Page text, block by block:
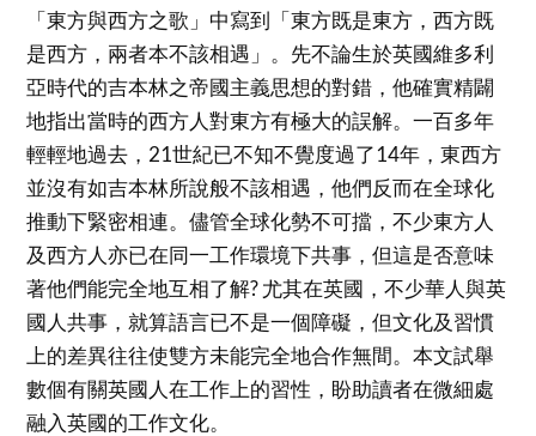
「東方與西方之歌」中寫到「東方既是東方，西方既
是西方，兩者本不該相遇」。先不論生於英國維多利
亞時代的吉本林之帝國主義思想的對錯，他確實精闢
地指出當時的西方人對東方有極大的誤解。一百多年
輕輕地過去，21世紀已不知不覺度過了14年，東西方
並沒有如吉本林所說般不該相遇，他們反而在全球化
推動下緊密相連。儘管全球化勢不可擋，不少東方人
及西方人亦已在同一工作環境下共事，但這是否意味
著他們能完全地互相了解? 尤其在英國，不少華人與英
國人共事，就算語言已不是一個障礙，但文化及習慣
上的差異往往使雙方未能完全地合作無間。本文試舉
數個有關英國人在工作上的習性，盼助讀者在微細處
融入英國的工作文化。